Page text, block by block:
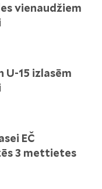
vienaudžiem
U-15 izlasēm
EČ
3 mettietes